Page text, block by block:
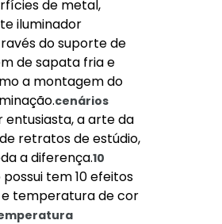
de metal,
iluminador
do suporte de
de sapata fria e
a montagem do
cenários
a arte da
retratos de estúdio,
a diferença.10
tem 10 efeitos
e temperatura de cor